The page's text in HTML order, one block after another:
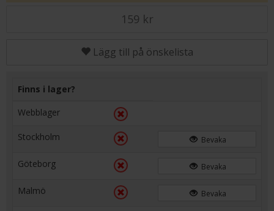
159 kr
Lägg till på önskelista
Finns i lager?
Webblager
Stockholm Bevaka
Göteborg Bevaka
Malmö Bevaka